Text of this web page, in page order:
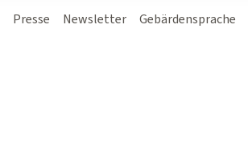
Presse Newsletter Gebärdensprache